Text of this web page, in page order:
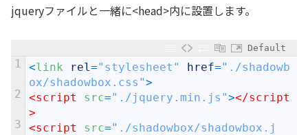
jqueryファイルと一緒に<head>内に設置します。
Default
1
2
3
<link rel ="stylesheet" href="./shadowb
ox/shadowbox.css">
<script src="./jquery.min.js"></script
>
<script src="./shadowbox/shadowbox.j